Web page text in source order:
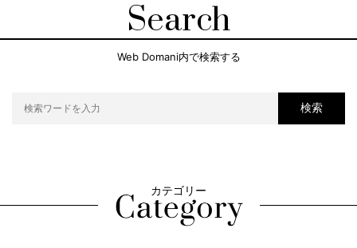
Search
Web Domani内で検索する
検索
カテゴリー